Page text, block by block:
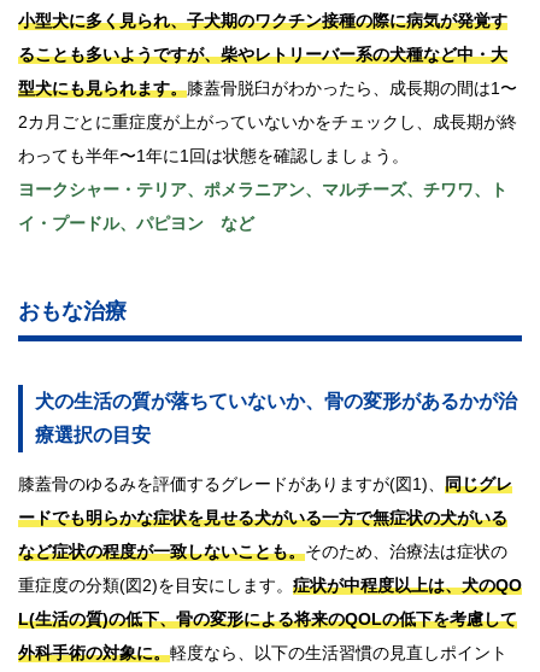
小型犬に多く見られ、子犬期のワクチン接種の際に病気が発覚す
ることも多いようですが、柴やレトリーバー系の犬種など中・大
型犬にも見られます。膝蓋骨脱臼がわかったら、成長期の間は1〜
2カ月ごとに重症度が上がっていないかをチェックし、成長期が終
わっても半年〜1年に1回は状態を確認しましょう。
ヨークシャー・テリア、ポメラニアン、マルチーズ、チワワ、ト
イ・プードル、パピヨン など
おもな治療
犬の生活の質が落ちていないか、骨の変形があるかが治
療選択の目安
膝蓋骨のゆるみを評価するグレードがありますが(図1)、 同じグレ
ードでも明らかな症状を見せる犬がいる一方で無症状の犬がいる
など症状の程度が一致しないことも。そのため、治療法は症状の
重症度の分類(図2)を目安にします。 症状が中程度以上は、犬のQO
L(生活の質)の低下、骨の変形による将来のQOLの低下を考慮して
外科手術の対象に。軽度なら、以下の生活習慣の見直しポイント